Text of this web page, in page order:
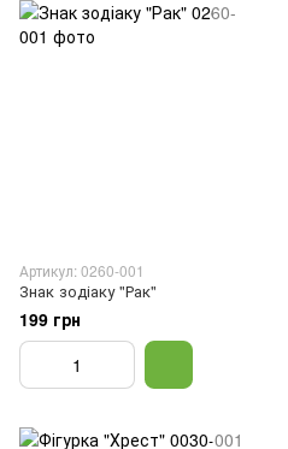
Артикул: 0260-001
Знак зодіаку "Рак"
199 грн